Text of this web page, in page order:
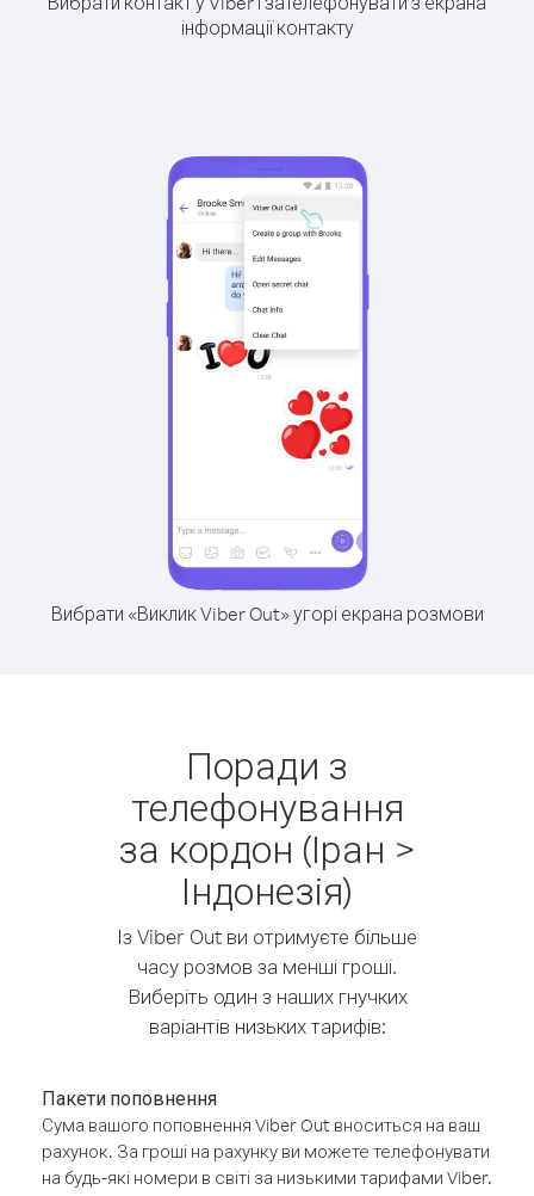
інформації контакту
Вибрати «Виклик Viber Out» угорі екрана розмови
Поради з
телефонування
за кордон (Іран >
Індонезія)
Із Viber Out ви отримуєте більше
часу розмов за менші гроші.
Виберіть один з наших гнучких
варіантів низьких тарифів:
Пакети поповнення
Сума вашого поповнення Viber Out вноситься на ваш
рахунок. За гроші на рахунку ви можете телефонувати
на будь-які номери в світі за низькими тарифами Viber.